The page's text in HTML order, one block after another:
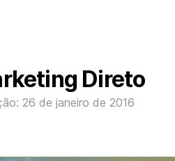
Direto
26 de janeiro de 2016